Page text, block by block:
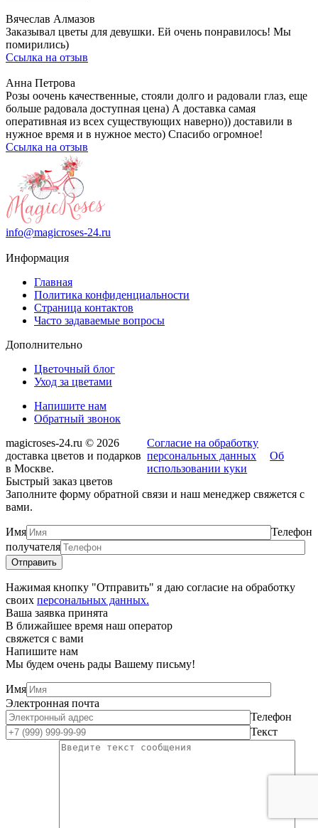
Вячеслав Алмазов
Заказывал цветы для девушки. Ей очень понравилось! Мы
помирились)
Ссылка на отзыв
Анна Петрова
Розы оочень качественные, стояли долго и радовали глаз, еще
больше радовала доступная цена) А доставка самая
оперативная из всех существующих наверно)) доставили в
нужное время и в нужное место) Спасибо огромное!
Ссылка на отзыв
info@magicroses-24.ru
Информация
Главная
Политика конфиденциальности
Страница контактов
Часто задаваемые вопросы
Дополнительно
Цветочный блог
Уход за цветами
Напишите нам
Обратный звонок
magicroses-24.ru © 2026
доставка цветов и подарков
в Москве.
Согласие на обработку
персональных данных
Об
использовании куки
Быстрый заказ цветов
Заполните форму обратной связи и наш менеджер свяжется с
вами.
Имя
Телефон
получателя
Нажимая кнопку "Отправить" я даю согласие на обработку
своих персональных данных.
Ваша заявка принята
В ближайшее время наш оператор
свяжется с вами
Напишите нам
Мы будем очень рады Вашему письму!
Имя
Электронная почта
Телефон
Текст